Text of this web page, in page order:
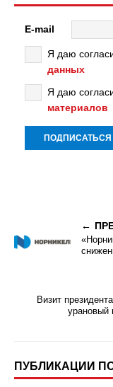
E-mail
Я даю
данных
Я даю
материалов
Визит
урановый
ПУБЛИКАЦИИ